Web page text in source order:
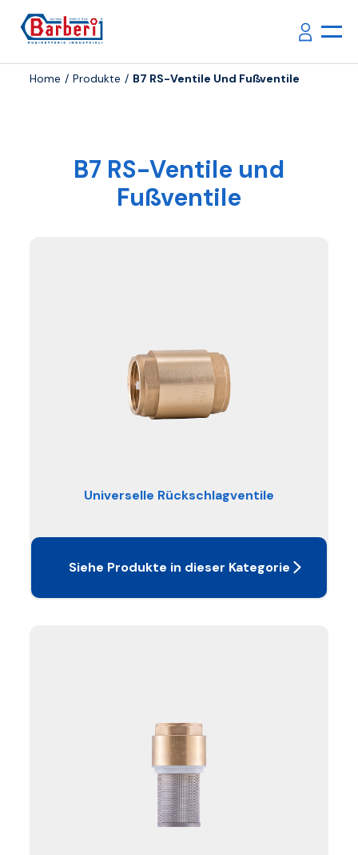
Home Produkte B7 RS-Ventile Und Fußventile
B7 RS-Ventile und
Fußventile
Universelle Rückschlagventile
Siehe Produkte in dieser Kategorie